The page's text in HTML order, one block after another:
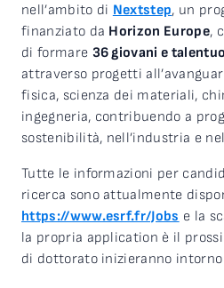
nell’ambito di Nextstep, un
finanziato da Horizon Europe,
di formare 36 giovani e
attraverso progetti
fisica, scienza dei materiali,
ingegneria, contribuendo a
sostenibilità, nell’industria e
Tutte le informazioni per
ricerca sono attualmente
https://www.esrf.fr/Jobs e la
la propria application è il
di dottorato inizieranno intorno